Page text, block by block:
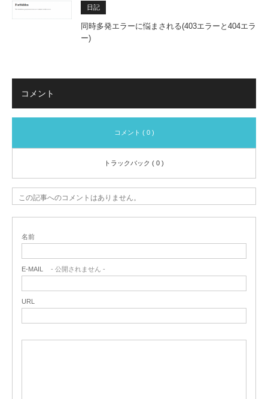
日記
同時多発エラーに悩まされる(403エラーと404エラ
ー)
コメント
コメント ( 0 )
トラックバック ( 0 )
この記事へのコメントはありません。
名前
E-MAIL - 公開されません -
URL